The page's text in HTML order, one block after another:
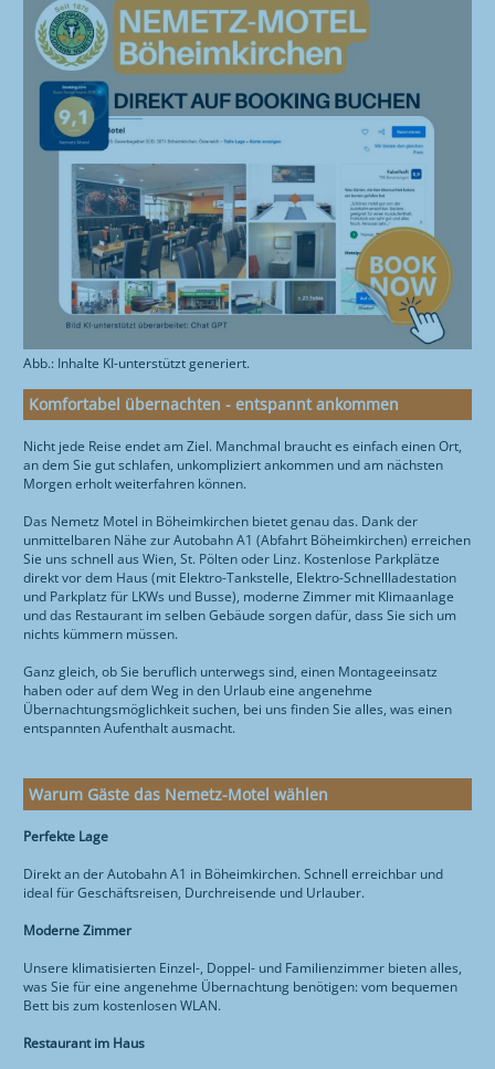
TIERGARTEN
Abb.: Inhalte KI-unterstützt generiert.
Komfortabel übernachten - entspannt ankommen
Nicht jede Reise endet am Ziel. Manchmal braucht es einfach einen Ort,
an dem Sie gut schlafen, unkompliziert ankommen und am nächsten
Morgen erholt weiterfahren können.
Das Nemetz Motel in Böheimkirchen bietet genau das. Dank der
unmittelbaren Nähe zur Autobahn A1 (Abfahrt Böheimkirchen) erreichen
Sie uns schnell aus Wien, St. Pölten oder Linz. Kostenlose Parkplätze
direkt vor dem Haus (mit Elektro-Tankstelle, Elektro-Schnellladestation
und Parkplatz für LKWs und Busse), moderne Zimmer mit Klimaanlage
und das Restaurant im selben Gebäude sorgen dafür, dass Sie sich um
nichts kümmern müssen.
Ganz gleich, ob Sie beruflich unterwegs sind, einen Montageeinsatz
haben oder auf dem Weg in den Urlaub eine angenehme
Übernachtungsmöglichkeit suchen, bei uns finden Sie alles, was einen
entspannten Aufenthalt ausmacht.
Warum Gäste das Nemetz-Motel wählen
Perfekte Lage
Direkt an der Autobahn A1 in Böheimkirchen. Schnell erreichbar und
ideal für Geschäftsreisen, Durchreisende und Urlauber.
Moderne Zimmer
Unsere klimatisierten Einzel-, Doppel- und Familienzimmer bieten alles,
was Sie für eine angenehme Übernachtung benötigen: vom bequemen
Bett bis zum kostenlosen WLAN.
Restaurant im Haus